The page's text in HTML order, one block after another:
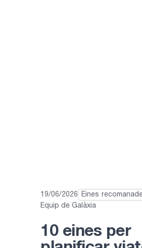
19/06/2026
Eines
Equip de Galàxia
10 eines per